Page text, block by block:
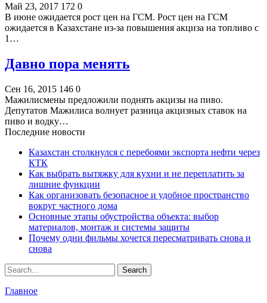
Май 23, 2017 172 0
В июне ожидается рост цен на ГСМ. Рост цен на ГСМ
ожидается в Казахстане из-за повышения акциза на топливо с
1…
Давно пора менять
Сен 16, 2015 146 0
Мажилисмены предложили поднять акцизы на пиво.
Депутатов Мажилиса волнует разница акцизных ставок на
пиво и водку…
Последние новости
Казахстан столкнулся с перебоями экспорта нефти через
КТК
Как выбрать вытяжку для кухни и не переплатить за
лишние функции
Как организовать безопасное и удобное пространство
вокруг частного дома
Основные этапы обустройства объекта: выбор
материалов, монтаж и системы защиты
Почему одни фильмы хочется пересматривать снова и
снова
Главное